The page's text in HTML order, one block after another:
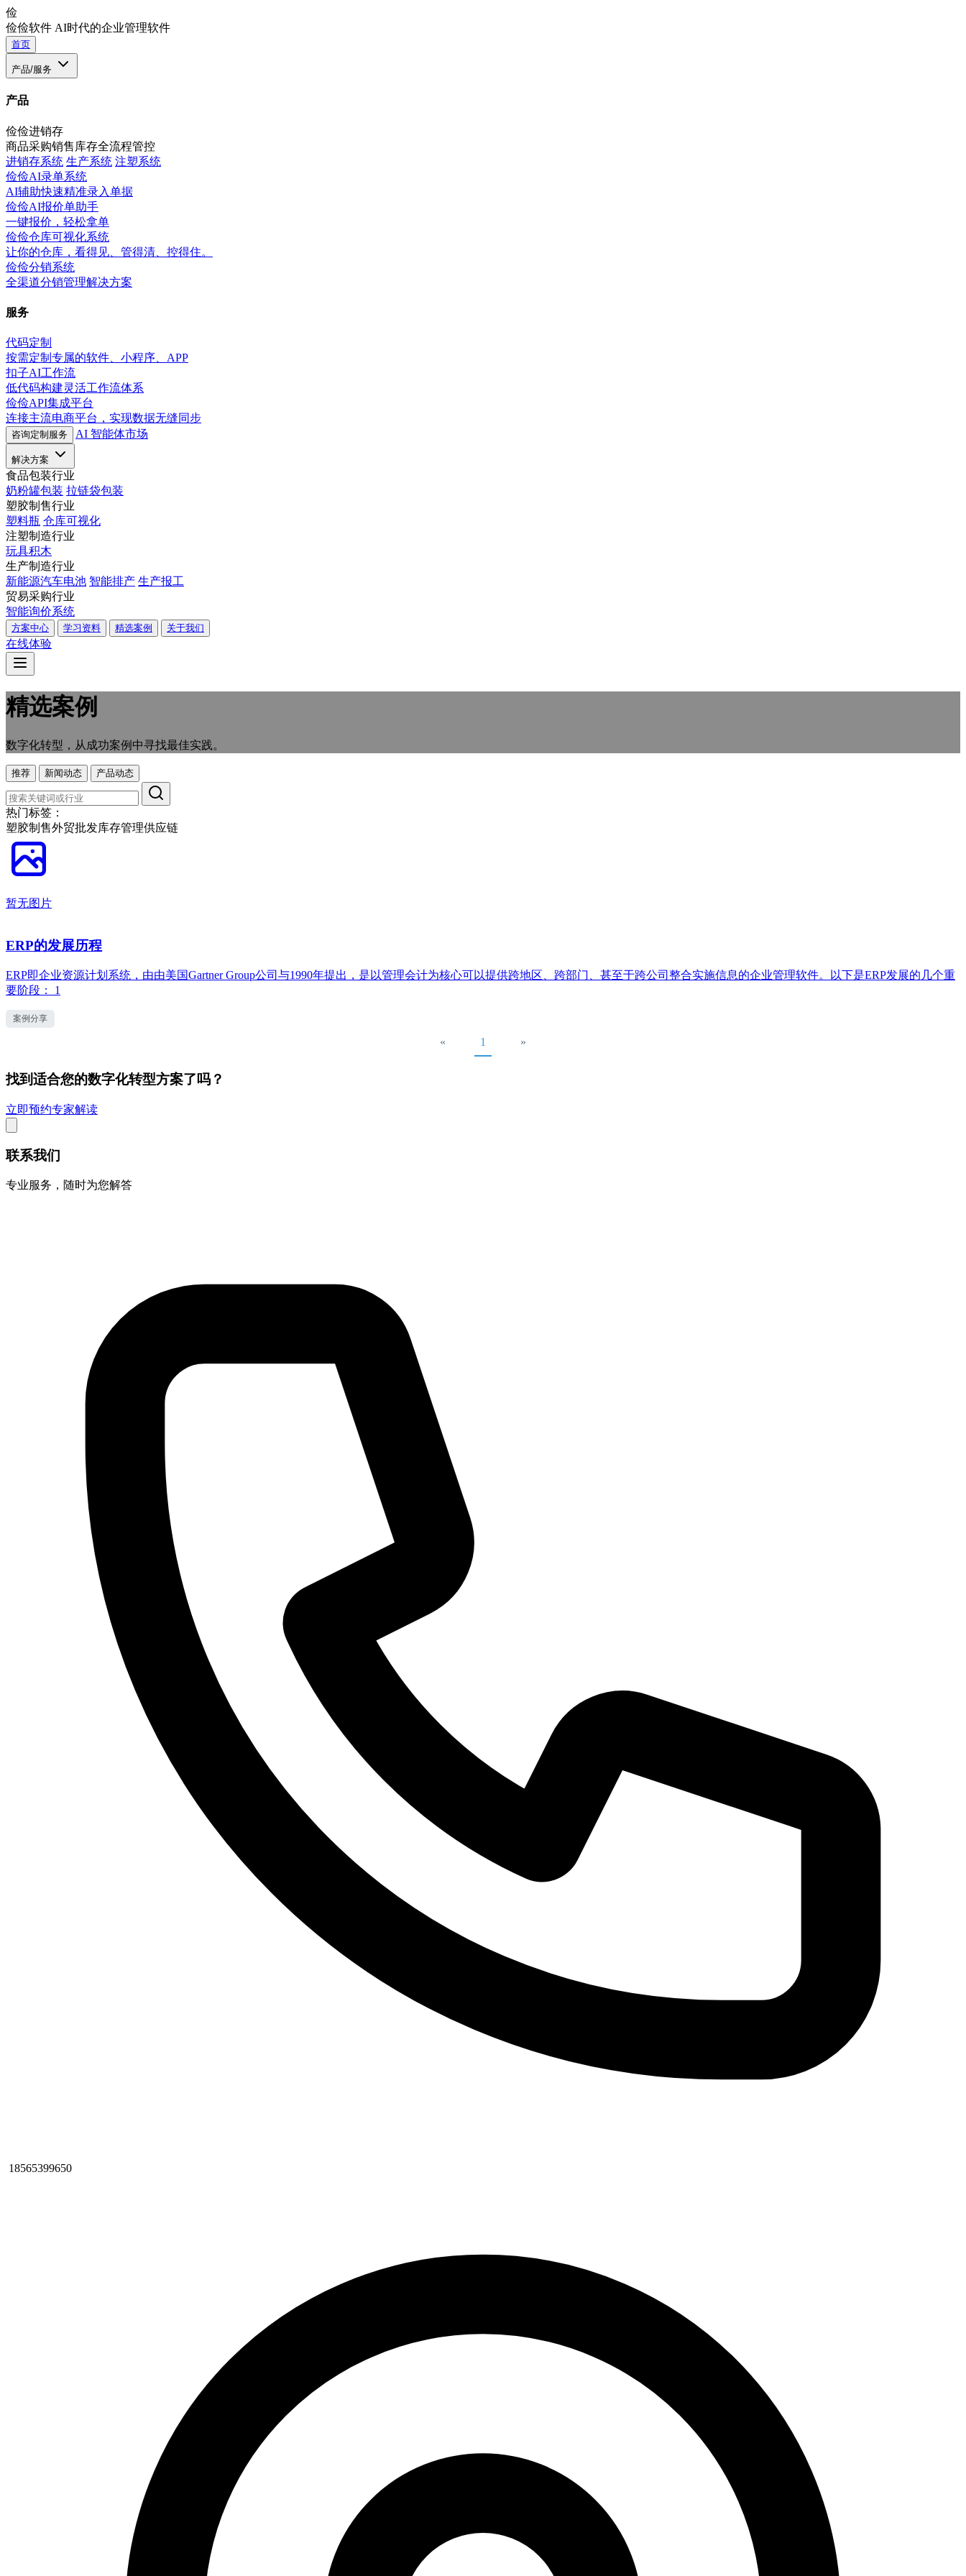
俭
俭俭软件 AI时代的企业管理软件
首页
产品/服务
产品
俭俭进销存
商品采购销售库存全流程管控
进销存系统 生产系统 注塑系统
俭俭AI录单系统
AI辅助快速精准录入单据
俭俭AI报价单助手
一键报价，轻松拿单
俭俭仓库可视化系统
让你的仓库，看得见、管得清、控得住。
俭俭分销系统
全渠道分销管理解决方案
服务
代码定制
按需定制专属的软件、小程序、APP
扣子AI工作流
低代码构建灵活工作流体系
俭俭API集成平台
连接主流电商平台，实现数据无缝同步
咨询定制服务 AI 智能体市场
解决方案
食品包装行业
奶粉罐包装 拉链袋包装
塑胶制售行业
塑料瓶 仓库可视化
注塑制造行业
玩具积木
生产制造行业
新能源汽车电池 智能排产 生产报工
贸易采购行业
智能询价系统
方案中心 学习资料 精选案例 关于我们
在线体验
精选案例
数字化转型，从成功案例中寻找最佳实践。
推荐 新闻动态 产品动态
热门标签：
塑胶制售外贸批发库存管理供应链
暂无图片
ERP的发展历程
ERP即企业资源计划系统，由由美国Gartner Group公司与1990年提出，是以管理会计为核心可以提供跨地区、跨部门、甚至于跨公司整合实施信息的企业管理软件。以下是ERP发展的几个重
要阶段： 1
案例分享
« 1 »
找到适合您的数字化转型方案了吗？
立即预约专家解读
联系我们
专业服务，随时为您解答
18565399650